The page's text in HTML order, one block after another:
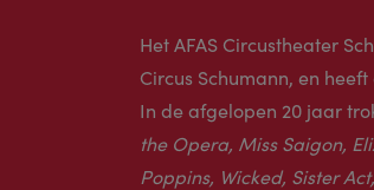
Het AFAS Circustheater
Circus Schumann, en
In de afgelopen 20 jaar
the Opera, Miss Saigon,
Poppins, Wicked, Sister